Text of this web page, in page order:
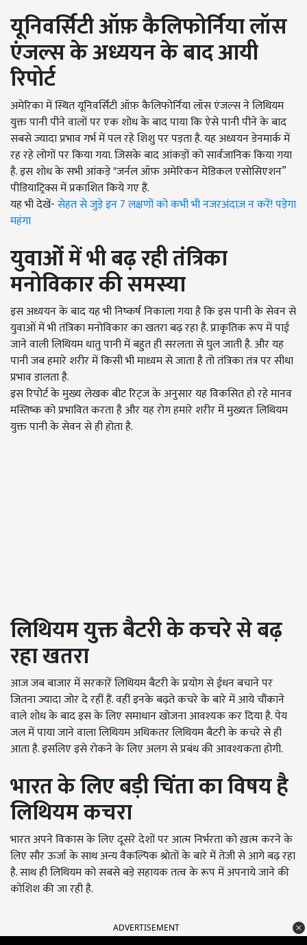
यूनिवर्सिटी ऑफ़ कैलिफोर्निया लॉस
एंजल्स के अध्ययन के बाद आयी
रिपोर्ट
अमेरिका में स्थित यूनिवर्सिटी ऑफ़ कैलिफोर्निया लॉस एंजल्स ने लिथियम
युक्त पानी पीने वालों पर एक शोध के बाद पाया कि ऐसे पानी पीने के बाद
सबसे ज्यादा प्रभाव गर्भ में पल रहे शिशु पर पड़ता है. यह अध्ययन डेनमार्क में
रह रहे लोगों पर किया गया. जिसके बाद आंकड़ों को सार्वजानिक किया गया
है. इस शोध के सभी आंकड़े "जर्नल ऑफ़ अमेरिकन मेडिकल एसोसिएशन”
पीडियाट्रिक्स में प्रकाशित किये गए हैं.
यह भी देखें-सेहत से जुड़े इन 7 लक्षणों को कभी भी नजरअंदाज़ न करें! पड़ेगा
महंगा
युवाओं में भी बढ़ रही तंत्रिका
मनोविकार की समस्या
इस अध्ययन के बाद यह भी निष्कर्ष निकाला गया है कि इस पानी के सेवन से
युवाओं में भी तंत्रिका मनोविकार का खतरा बढ़ रहा है. प्राकृतिक रूप में पाई
जाने वाली लिथियम धातु पानी में बहुत ही सरलता से घुल जाती है. और यह
पानी जब हमारे शरीर में किसी भी माध्यम से जाता है तो तंत्रिका तंत्र पर सीधा
प्रभाव डालता है.
इस रिपोर्ट के मुख्य लेखक बीट रिट्ज के अनुसार यह विकसित हो रहे मानव
मस्तिष्क को प्रभावित करता है और यह रोग हमारे शरीर में मुख्यतः लिथियम
युक्त पानी के सेवन से ही होता है.
लिथियम युक्त बैटरी के कचरे से बढ़
रहा खतरा
आज जब बाजार में सरकारें लिथियम बैटरी के प्रयोग से ईधन बचाने पर
जितना ज्यादा जोर दे रहीं हैं. वहीं इनके बढ़ते कचरे के बारे में आये चौंकाने
वाले शोध के बाद इस के लिए समाधान खोजना आवश्यक कर दिया है. पेय
जल में पाया जाने वाला लिथियम अधिकतर लिथियम बैटरी के कचरे से ही
आता है. इसलिए इसे रोकने के लिए अलग से प्रबंध की आवश्यकता होगी.
भारत के लिए बड़ी चिंता का विषय है
लिथियम कचरा
भारत अपने विकास के लिए दूसरे देशों पर आत्म निर्भरता को ख़त्म करने के
लिए सौर ऊर्जा के साथ अन्य वैकल्पिक श्रोतों के बारे में तेजी से आगे बढ़ रहा
है. साथ ही लिथियम को सबसे बड़े सहायक तत्व के रूप में अपनाये जाने की
कोशिश की जा रही है.
ADVERTISEMENT